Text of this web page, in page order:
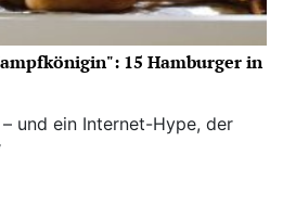
15 Hamburger in
– und ein Internet-Hype, der